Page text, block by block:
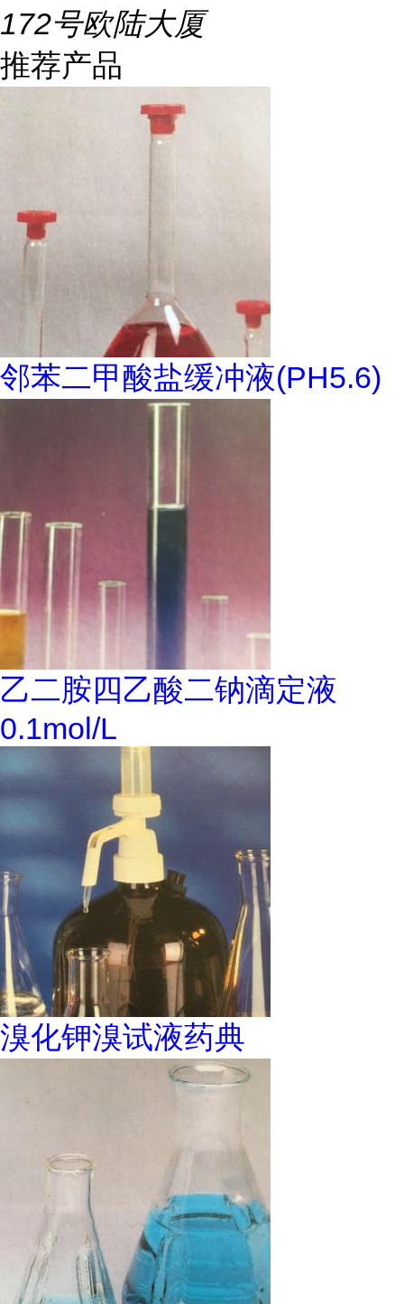
172号欧陆大厦
推荐产品
邻苯二甲酸盐缓冲液(PH5.6)
乙二胺四乙酸二钠滴定液
0.1mol/L
溴化钾溴试液药典